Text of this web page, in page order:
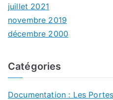
juillet 2021
novembre 2019
décembre 2000
Catégories
Documentation : Les